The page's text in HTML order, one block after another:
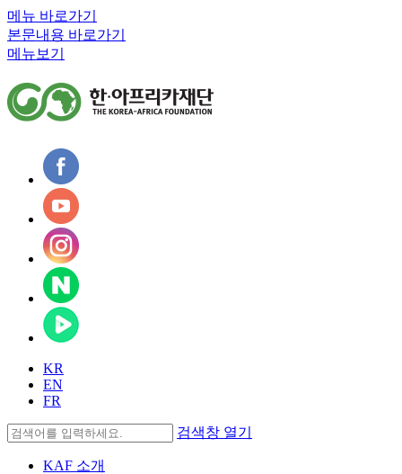
메뉴 바로가기
본문내용 바로가기
메뉴보기
KR
EN
FR
검색창 열기
KAF 소개